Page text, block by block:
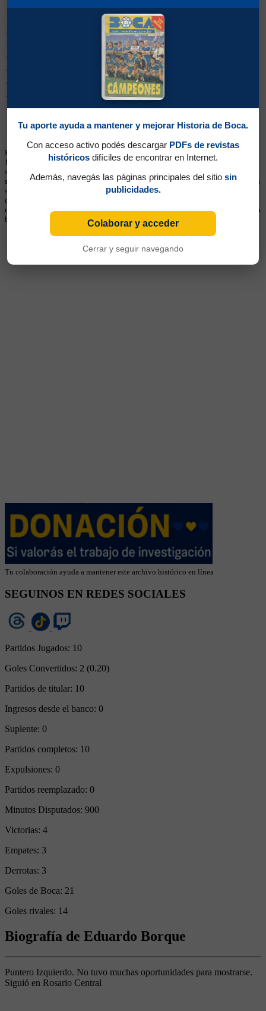
Cancha
Partidos
Jugados
Goles
4
Gimnasia y Esgrima (La
1
1
1
1
Vélez Sársfield
Camiseta
Partidos Jugados Goles Marcados
Hay que tener en cuenta que los números en las casacas comenzaron a usarse en
1949 y que hasta 1997 eran consecutivos, no fijos. Esa información aparecía
sólo de manera esporádica en los medios, por lo que los datos brindados aquí
son necesariamente parciales. En los torneos de la Confederación Sudamericana
se utiliza numeración fija desde sus primeras ediciones y, cuando ese dato está
disponible, se muestra en esta sección. Estos listados no deben considerarse
récords históricos totales, sino registros limitados a la información cargada en la
base.
Tu colaboración ayuda a mantener este archivo histórico en línea
SEGUINOS EN REDES SOCIALES
Partidos Jugados: 10
Goles Convertidos: 2 (0.20)
Partidos de titular: 10
Ingresos desde el banco: 0
Suplente: 0
Partidos completos: 10
Expulsiones: 0
Partidos reemplazado: 0
Minutos Disputados: 900
Victorias: 4
Empates: 3
Derrotas: 3
Goles de Boca: 21
Goles rivales: 14
Biografía de Eduardo Borque
Puntero Izquierdo. No tuvo muchas oportunidades para mostrarse.
Siguió en Rosario Central
Tu aporte ayuda a mantener y mejorar Historia de Boca.
Con acceso activo podés descargar PDFs de revistas
históricos difíciles de encontrar en Internet.
Además, navegás las páginas principales del sitio sin
publicidades.
Colaborar y acceder
Cerrar y seguir navegando